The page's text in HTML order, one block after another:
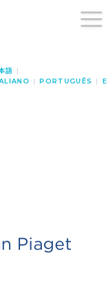
語 |
| PORTUGUÊS |
Piaget